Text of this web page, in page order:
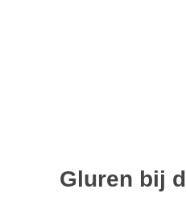
Gluren bij